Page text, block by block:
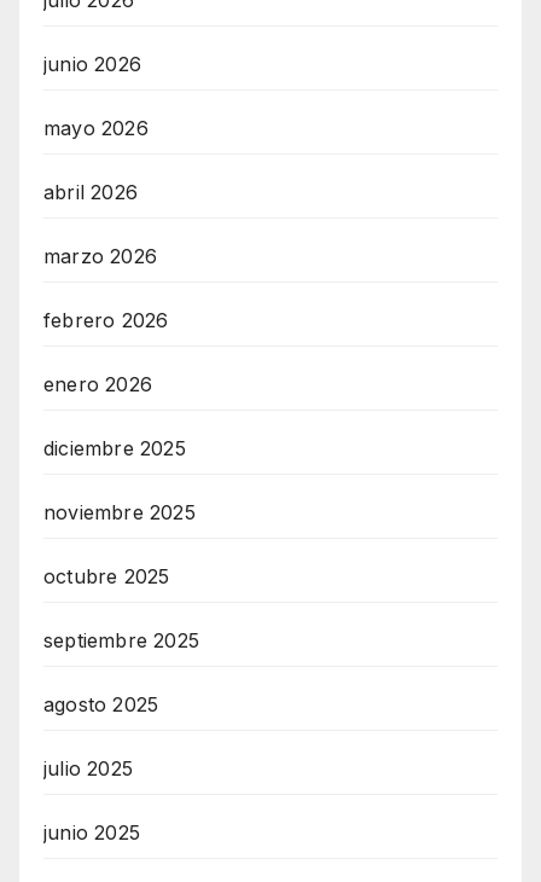
junio 2026
mayo 2026
abril 2026
marzo 2026
febrero 2026
enero 2026
diciembre 2025
noviembre 2025
octubre 2025
septiembre 2025
agosto 2025
julio 2025
junio 2025